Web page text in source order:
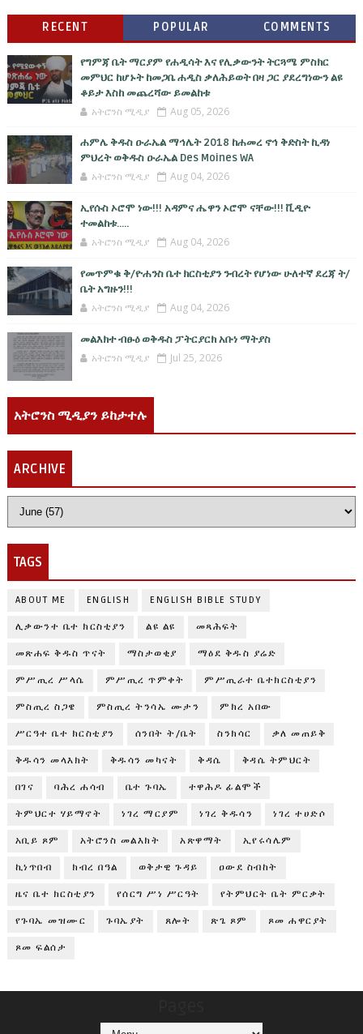
RECENT POPULAR COMMENTS
የግምጃ ቤት ማርያም የሐዲሳት እና የሊቃውንት ትርጓሜ ምስክር
መምህር ከሆኑት ከመጋቤ ሐዲስ ቃለሕይወት በዛ ጋር ያደረግነውን ልዩ
ቆይታ እስከ መጨረሻው ይመልከቱ
አትሮንስ ሚዲያ Aug 05, 2026
ሐምሌ ቅዱስ ዑራኤል ማኅሌት 2018 ከሐመረ ኖኅ ቅድስት ኪዳነ
ምህረት ወቅዱስ ዑራኤል Des Moines WA
አትሮንስ ሚዲያ Aug 04, 2026
ኢየሱስ ኦሮሞ ነው!!! አዳምና ሔዋን ኦሮሞ ናቸው!!! ቪዲዮ
ተመልከቱ.....
አትሮንስ ሚዲያ Aug 04, 2026
የመጥምቁ ቅ/ዮሐንስ ቤተ ክርስቲያን ንብረት የሆነው ሁለተኛ ደረጃ ት/
ቤት አግዙን!!!
አትሮንስ ሚዲያ Aug 04, 2026
መልእክተ ብፁዕ ወቅዱስ ፓትርያርክ አቡነ ማትያስ
አትሮንስ ሚዲያ Jul 25, 2026
አትሮንስ ሚዲያን ይከታተሉ
ARCHIVE
TAGS
ABOUT ME ENGLISH ENGLISH BIBLE STUDY
ሊቃውንተ ቤተ ክርስቲያን ልዩ ልዩ መጻሕፍት
መጽሐፍ ቅዱስ ጥናት ማስታወቂያ ማዕደ ቅዱስ ያሬድ
ምሥጢረ ሥላሴ ምሥጢረ ጥምቀት ምሥጢራተ ቤተክርስቲያን
ምስጢረ ስጋዌ ምስጢረ ትንሳኤ ሙታን ምክረ አበው
ሥርዓተ ቤተ ክርስቲያን ሰንበት ት/ቤት ስንክሳር ቃለ መጠይቅ
ቅዱሳን መላእክት ቅዱሳን መካናት ቅዳሴ ቅዳሴ ትምህርት
በገና ባሕረ ሐሳብ ቤተ ጉባኤ ተዋሕዶ ፊልሞች
ትምህርተ ሃይማኖት ነገረ ማርያም ነገረ ቅዱሳን ነገረ ተሀድሶ
አቢይ ጾም አትሮንስ መልእክት አጽዋማት ኢየሩሳሌም
ኪነጥበብ ክብረ በዓል ወቅታዊ ጉዳይ ዐውደ ስብከት
ዜና ቤተ ክርስቲያን የሰርግ ሥነ ሥርዓት የትምህርት ቤት ምርቃት
የጉባኤ መዝሙር ጉባኤያት ጸሎት ጽጌ ጾም ጾመ ሐዋርያት
ጾመ ፍልሰታ